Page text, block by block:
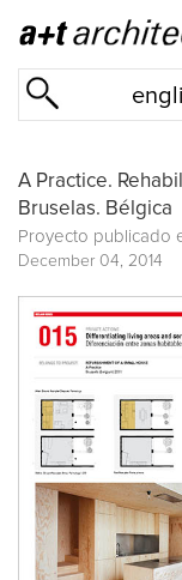
A Practice.
Bruselas. Bélgica
Proyecto publicado
December 04, 2014